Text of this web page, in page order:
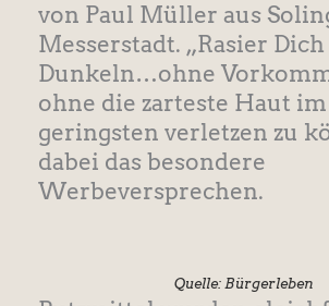
von Paul Müller aus
Messerstadt. „Rasier
Dunkeln…ohne
ohne die zarteste Haut im
geringsten verletzen zu
dabei das besondere
Werbeversprechen.
Quelle: Bürgerleben